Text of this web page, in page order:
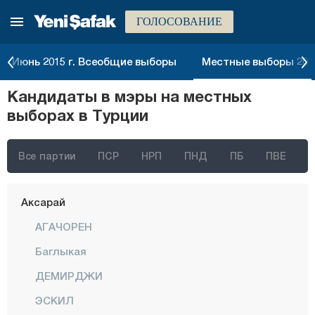
ГОЛОСОВАНИЕ
Июнь 2015 г. Всеобщие выборы Местные выборы
Кандидаты в мэры на местных
выборах в Турции
Все партии ПСР НРП ПНД ПБ ПВЕ
Стамбул
Адана
Адыяман
Агры
Аксарай
АГАЧОРЕН
Баглыкая
ДЕМИРДЖИ
ЭСКИЛ